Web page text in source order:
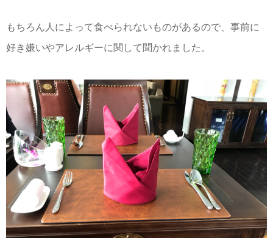
もちろん人によって食べられないものがあるので、事前に
好き嫌いやアレルギーに関して聞かれました。